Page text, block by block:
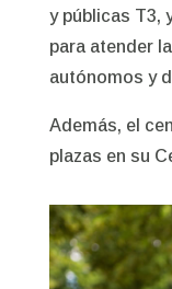
y públicas T3,
para atender
autónomos y
Además, el
plazas en su